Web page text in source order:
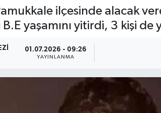
ilçesinde alacak
B.E yaşamını yitirdi, 3 kişi de
01.07.2026 - 09:26
YAYINLANMA